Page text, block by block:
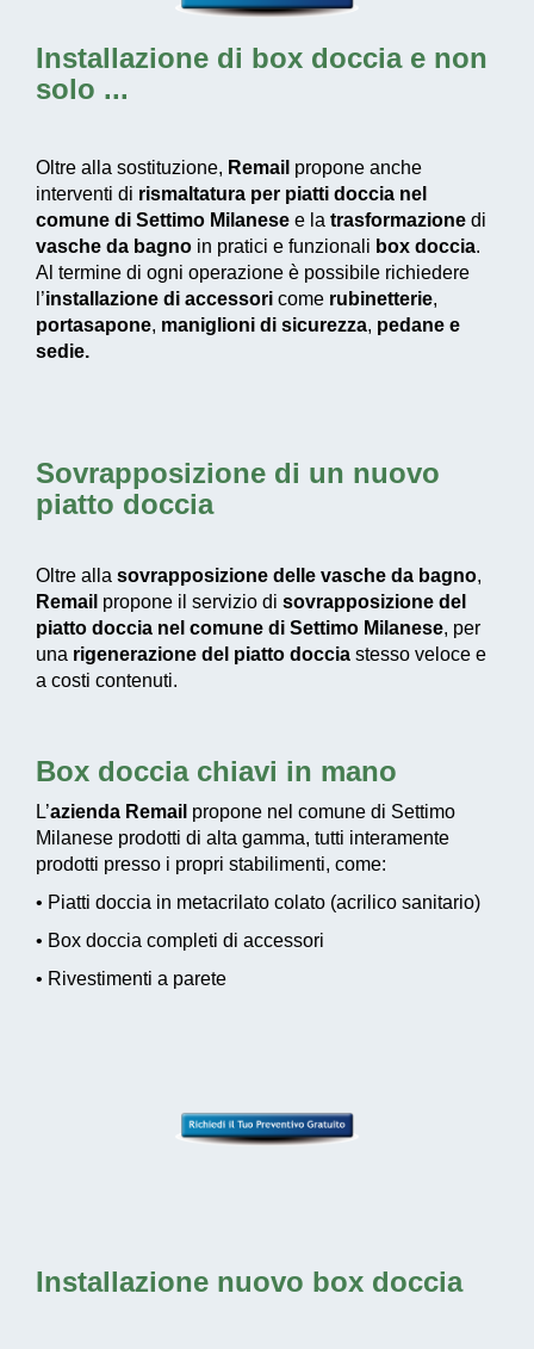
Installazione di box docciae non
solo ...
Oltre alla sostituzione, Remail propone anche
interventi di rismaltatura per piatti doccia nel
comune di Settimo Milanese e la trasformazione di
vasche da bagno in pratici e funzionali box doccia.
Al termine di ogni operazione è possibile richiedere
l’installazione di accessori come rubinetterie,
portasapone, maniglioni di sicurezza, pedane e
sedie.
Sovrapposizione di un nuovo
piatto doccia
Oltre alla sovrapposizione delle vasche da bagno,
Remail propone il servizio di sovrapposizione del
piatto doccia nel comune di Settimo Milanese, per
una rigenerazione del piatto doccia stesso veloce e
a costi contenuti.
Box doccia chiavi in mano
L’azienda Remail propone nel comune di Settimo
Milanese prodotti di alta gamma, tutti interamente
prodotti presso i propri stabilimenti, come:
• Piatti doccia in metacrilato colato (acrilico sanitario)
• Box doccia completi di accessori
• Rivestimenti a parete
Installazione nuovo box doccia